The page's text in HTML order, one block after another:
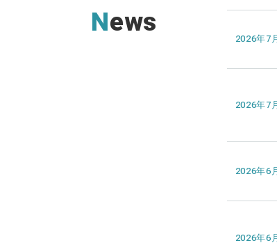
News 2026年7
2026年7
2026年6
2026年6